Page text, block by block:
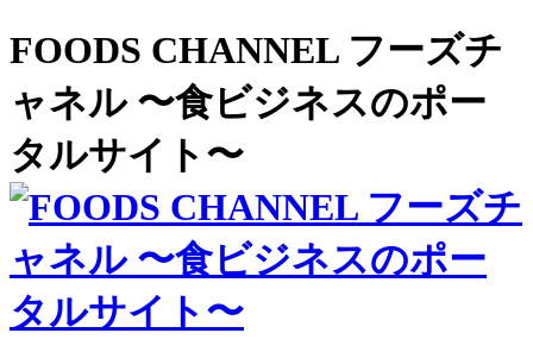
FOODS CHANNEL フーズチ
ャネル 〜食ビジネスのポー
タルサイト〜